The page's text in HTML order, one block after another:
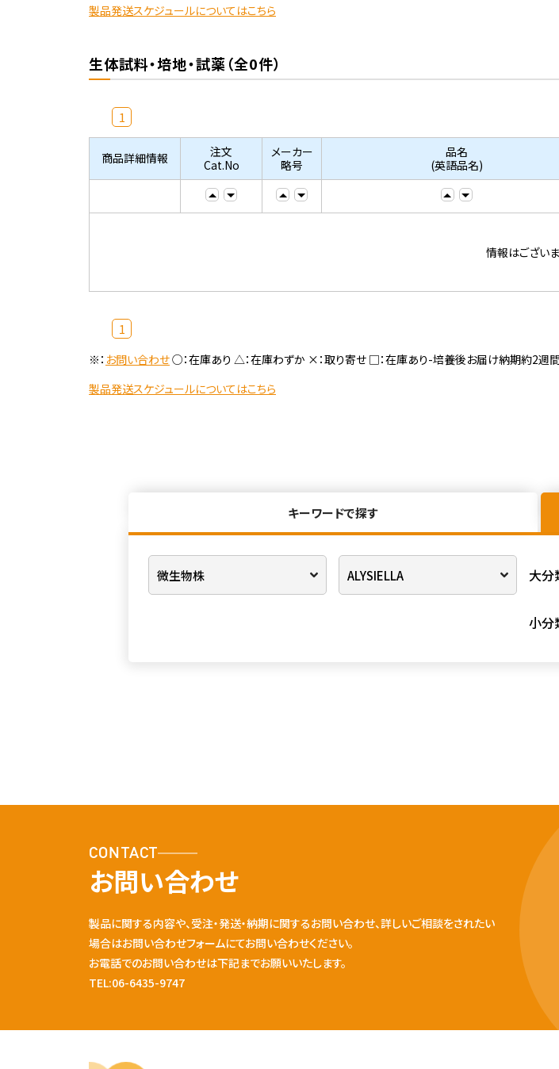
製品発送スケジュールについてはこちら
生体試料・培地・試薬（全0件）
1
商品詳細情報
注文
Cat.No
メーカー
略号
品名
(英語品名)
情報はござい
1
※： お問い合わせ○：在庫あり △：在庫わずか ×：取り寄せ □：在庫あり-培養後お届け納期約2週間
製品発送スケジュールについてはこちら
キーワードで探す
大分
小分
CONTACT
お問い合わせ
製品に関する内容や、受注・発送・納期に関するお問い合わせ、詳しいご相談をされたい
場合はお問い合わせフォームにてお問い合わせください。
お電話でのお問い合わせは下記までお願いいたします。
TEL:06-6435-9747